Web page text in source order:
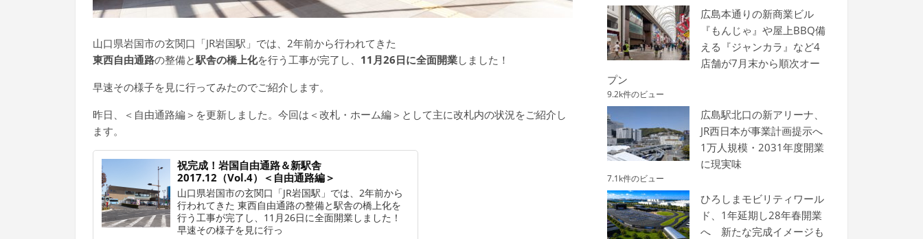
山口県岩国市の玄関口「JR岩国駅」では、2年前から行われてきた
東西自由通路の整備と駅舎の橋上化を行う工事が完了し、 11月26日に全面開業しました！
早速その様子を見に行ってみたのでご紹介します。
昨日、＜自由通路編＞を更新しました。今回は＜改札・ホーム編＞として主に改札内の状況をご紹介し
ます。
祝完成！岩国自由通路＆新駅舎
2017.12（Vol.4）＜自由通路編＞
山口県岩国市の玄関口「JR岩国駅」では、2年前から
行われてきた 東西自由通路の整備と駅舎の橋上化を
行う工事が完了し、11月26日に全面開業しました！
早速その様子を見に行っ
広島本通りの新商業ビル
『もんじゃ』や屋上BBQ備
える『ジャンカラ』など4
店舗が7月末から順次オー
プン
9.2k件のビュー
広島駅北口の新アリーナ、
JR西日本が事業計画提示へ
1万人規模・2031年度開業
に現実味
7.1k件のビュー
ひろしまモビリティワール
ド、1年延期し28年春開業
へ 新たな完成イメージも